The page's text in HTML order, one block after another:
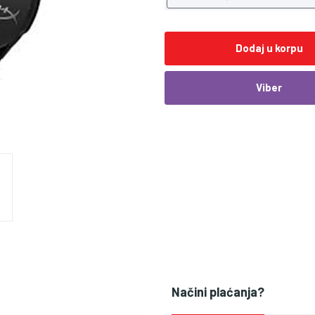
Dodaj u korpu
Viber
Načini plaćanja?